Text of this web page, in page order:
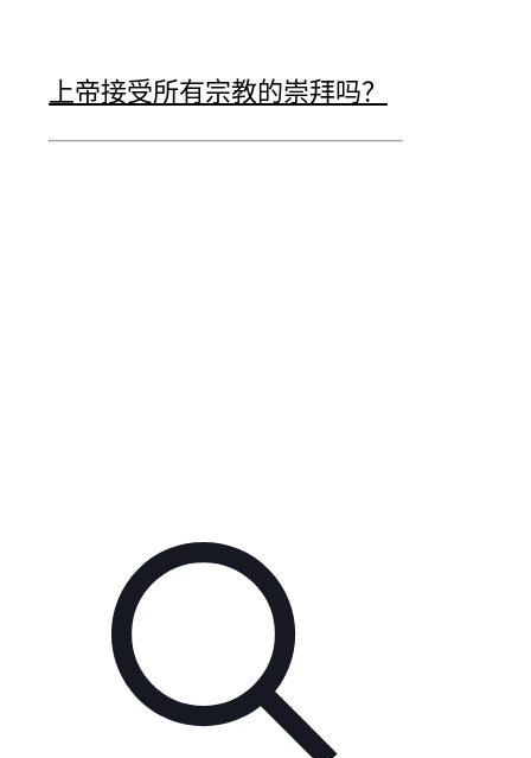
上帝接受所有宗教的崇拜吗？